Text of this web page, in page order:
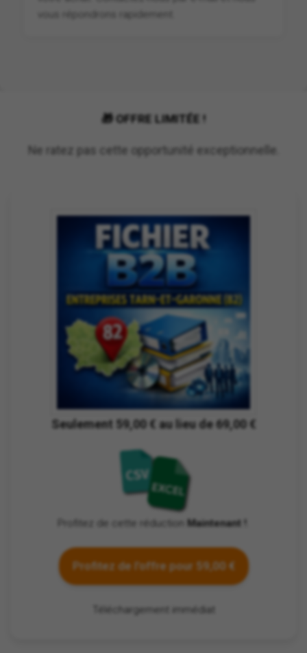
vous répondrons rapidement.
🎁 OFFRE LIMITÉE !
Ne ratez pas cette opportunité exceptionnelle.
Seulement 59,00 € au lieu de 69,00 €
Profitez de cette réduction Maintenant !
Profitez de l'offre pour 59,00 €
Téléchargement immédiat